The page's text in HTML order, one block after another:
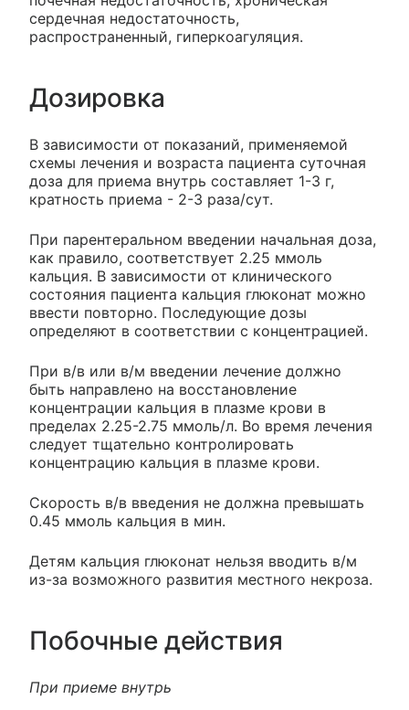
сердечная недостаточность,
распространенный, гиперкоагуляция.
Дозировка
В зависимости от показаний, применяемой
схемы лечения и возраста пациента суточная
доза для приема внутрь составляет 1-3 г,
кратность приема - 2-3 раза/сут.
При парентеральном введении начальная доза,
как правило, соответствует 2.25 ммоль
кальция. В зависимости от клинического
состояния пациента кальция глюконат можно
ввести повторно. Последующие дозы
определяют в соответствии с концентрацией.
При в/в или в/м введении лечение должно
быть направлено на восстановление
концентрации кальция в плазме крови в
пределах 2.25-2.75 ммоль/л. Во время лечения
следует тщательно контролировать
концентрацию кальция в плазме крови.
Скорость в/в введения не должна превышать
0.45 ммоль кальция в мин.
Детям кальция глюконат нельзя вводить в/м
из-за возможного развития местного некроза.
Побочные действия
При приеме внутрь